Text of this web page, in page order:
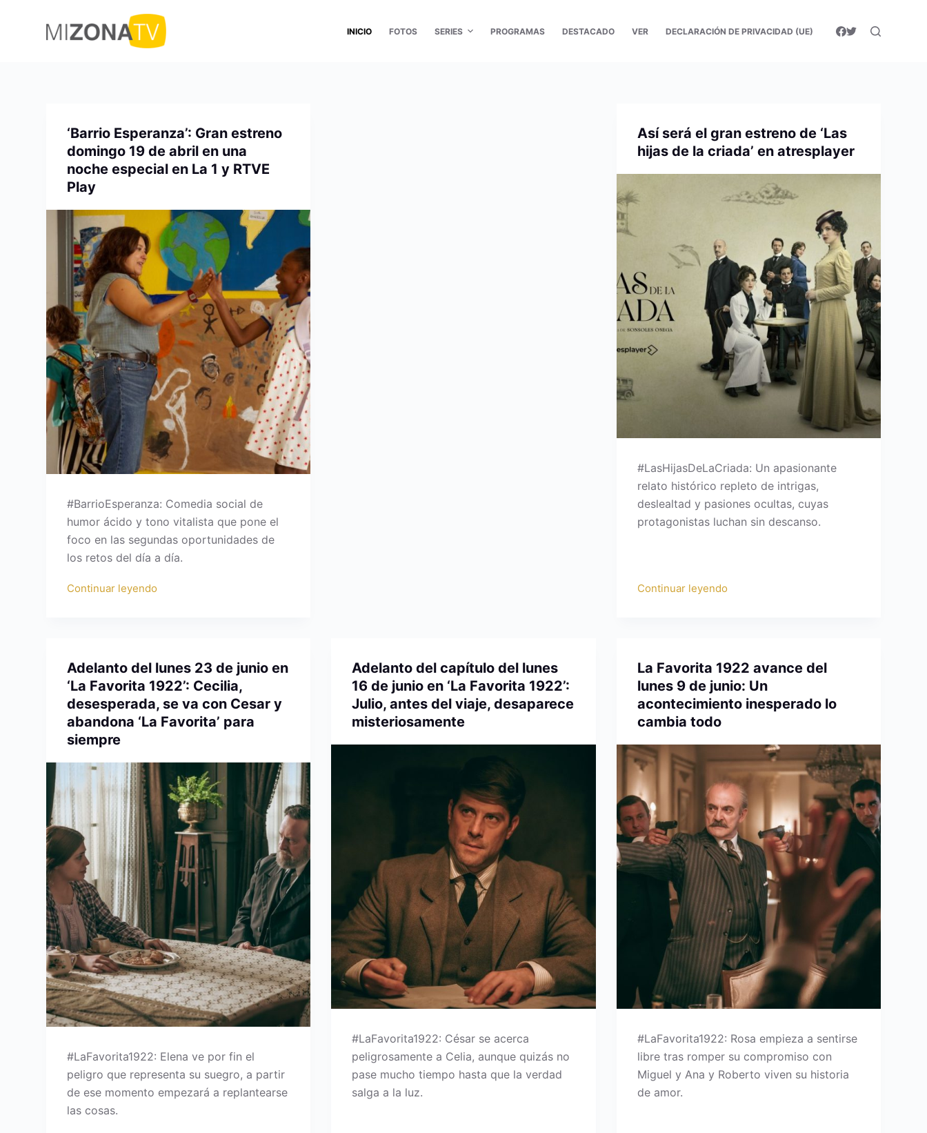
INICIO FOTOS SERIES PROGRAMAS DESTACADO VER DECLARACIÓN DE PRIVACIDAD (UE)
‘Barrio Esperanza’: Gran estreno
domingo 19 de abril en una
noche especial en La 1 y RTVE
Play
#BarrioEsperanza: Comedia social de
humor ácido y tono vitalista que pone el
foco en las segundas oportunidades de
los retos del día a día.
Continuar leyendo
Así será el gran estreno de ‘Las
hijas de la criada’ en atresplayer
#LasHijasDeLaCriada: Un apasionante
relato histórico repleto de intrigas,
deslealtad y pasiones ocultas, cuyas
protagonistas luchan sin descanso.
Continuar leyendo
Adelanto del lunes 23 de junio en
‘La Favorita 1922’: Cecilia,
desesperada, se va con Cesar y
abandona ‘La Favorita’ para
siempre
#LaFavorita1922: Elena ve por fin el
peligro que representa su suegro, a partir
de ese momento empezará a replantearse
las cosas.
Adelanto del capítulo del lunes
16 de junio en ‘La Favorita 1922’:
Julio, antes del viaje, desaparece
misteriosamente
#LaFavorita1922: César se acerca
peligrosamente a Celia, aunque quizás no
pase mucho tiempo hasta que la verdad
salga a la luz.
La Favorita 1922 avance del
lunes 9 de junio: Un
acontecimiento inesperado lo
cambia todo
#LaFavorita1922: Rosa empieza a sentirse
libre tras romper su compromiso con
Miguel y Ana y Roberto viven su historia
de amor.